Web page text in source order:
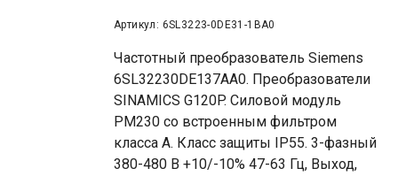
Артикул: 6SL3223-0DE31-1BA0
Частотный преобразователь Siemens
6SL32230DE137AA0. Преобразователи
SINAMICS G120P. Силовой модуль
PM230 со встроенным фильтром
класса A. Класс защиты IP55. 3-фазный
380-480 В +10/-10% 47-63 Гц, Выход,